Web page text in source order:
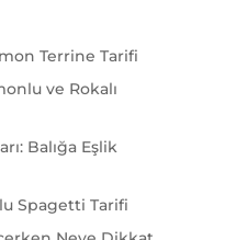
Terrine Tarifi
ve Rokalı
Balığa Eşlik
Spagetti Tarifi